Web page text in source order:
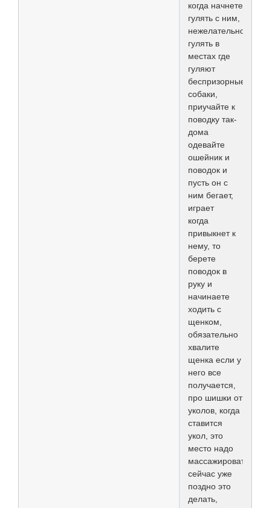
когда начнете
гулять с ним,
нежелательно
гулять в
местах где
гуляют
беспризорные
собаки,
приучайте к
поводку так-
дома
одевайте
ошейник и
поводок и
пусть он с
ним бегает,
играет
когда
привыкнет к
нему, то
берете
поводок в
руку и
начинаете
ходить с
щенком,
обязательно
хвалите
щенка если у
него все
получается,
про шишки от
уколов, когда
ставится
укол, это
место надо
массажировать,
сейчас уже
поздно это
делать,